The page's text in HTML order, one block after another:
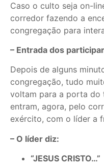
Caso o culto seja on-
corredor fazendo a
congregação para
– Entrada dos
Depois de alguns
congregação, tudo
voltam para a porta do
entram, agora, pelo
exército, com o líder a
– O líder diz:
“JESUS CRISTO…”